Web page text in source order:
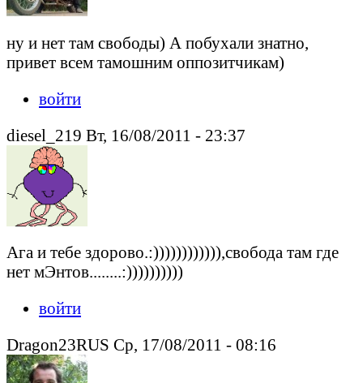
ну и нет там свободы) А побухали знатно,
привет всем тамошним оппозитчикам)
войти
diesel_219 Вт, 16/08/2011 - 23:37
Ага и тебе здорово.:)))))))))))),свобода там где
нет мЭнтов........:))))))))))
войти
Dragon23RUS Ср, 17/08/2011 - 08:16